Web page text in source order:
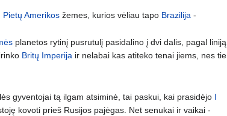
Pietų Amerikos žemes, kurios vėliau tapo Brazilija -
planetos rytinį pusrutulį pasidalino į dvi dalis, pagal liniją,
Britų Imperija ir nelabai kas atiteko tenai jiems, nes tie
gyventojai tą ilgam atsiminė, tai paskui, kai prasidėjo I
kovoti prieš Rusijos pajėgas. Net senukai ir vaikai -